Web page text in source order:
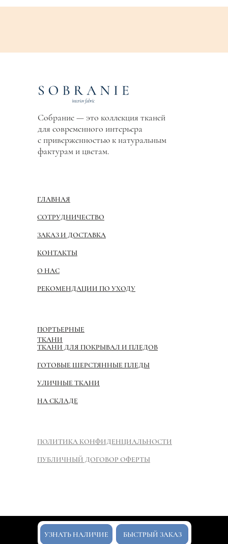
Собрание — это коллекция тканей
для современного интерьера
с приверженностью к натуральным
фактурам и цветам.
ГЛАВНАЯ
СОТРУДНИЧЕСТВО
ЗАКАЗ И ДОСТАВКА
КОНТАКТЫ
О НАС
ПОЛИТИКА КОНФИДЕНЦИАЛЬНОСТИ
ПОРТЬЕРНЫЕ
ТКАНИ
ТКАНИ ДЛЯ ПОКРЫВАЛ И ПЛЕДОВ
ГОТОВЫЕ ШЕРСТЯННЫЕ ПЛЕДЫ
УЛИЧНЫЕ ТКАНИ
НА СКЛАДЕ
РЕКОМЕНДАЦИИ ПО УХОДУ
ПУБЛИЧНЫЙ ДОГОВОР ОФЕРТЫ
УЗНАТЬ НАЛИЧИЕ БЫСТРЫЙ ЗАКАЗ
Made on Tilda